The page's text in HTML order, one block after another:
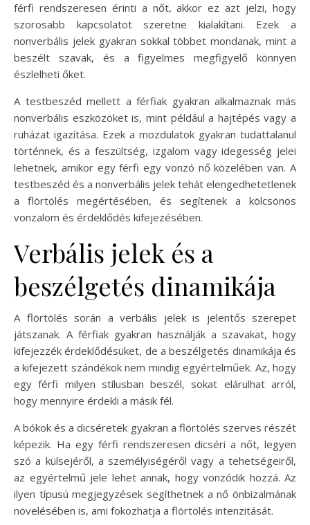
férfi rendszeresen érinti a nőt, akkor ez azt jelzi, hogy
szorosabb kapcsolatot szeretne kialakítani. Ezek a
nonverbális jelek gyakran sokkal többet mondanak, mint a
beszélt szavak, és a figyelmes megfigyelő könnyen
észlelheti őket.
A testbeszéd mellett a férfiak gyakran alkalmaznak más
nonverbális eszközöket is, mint például a hajtépés vagy a
ruházat igazítása. Ezek a mozdulatok gyakran tudattalanul
történnek, és a feszültség, izgalom vagy idegesség jelei
lehetnek, amikor egy férfi egy vonzó nő közelében van. A
testbeszéd és a nonverbális jelek tehát elengedhetetlenek
a flörtölés megértésében, és segítenek a kölcsönös
vonzalom és érdeklődés kifejezésében.
Verbális jelek és a
beszélgetés dinamikája
A flörtölés során a verbális jelek is jelentős szerepet
játszanak. A férfiak gyakran használják a szavakat, hogy
kifejezzék érdeklődésüket, de a beszélgetés dinamikája és
a kifejezett szándékok nem mindig egyértelműek. Az, hogy
egy férfi milyen stílusban beszél, sokat elárulhat arról,
hogy mennyire érdekli a másik fél.
A bókok és a dicséretek gyakran a flörtölés szerves részét
képezik. Ha egy férfi rendszeresen dicséri a nőt, legyen
szó a külsejéről, a személyiségéről vagy a tehetségeiről,
az egyértelmű jele lehet annak, hogy vonzódik hozzá. Az
ilyen típusú megjegyzések segíthetnek a nő önbizalmának
növelésében is, ami fokozhatja a flörtölés intenzitását.